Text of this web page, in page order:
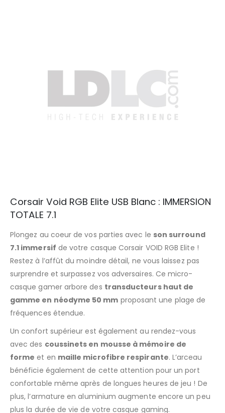
Corsair Void RGB Elite USB Blanc : IMMERSION
TOTALE 7.1
Plongez au coeur de vos parties avec le son surround
7.1 immersif de votre casque Corsair VOID RGB Elite !
Restez à l’affût du moindre détail, ne vous laissez pas
surprendre et surpassez vos adversaires. Ce micro-
casque gamer arbore des transducteurs haut de
gamme en néodyme 50 mm proposant une plage de
fréquences étendue.
Un confort supérieur est également au rendez-vous
avec des coussinets en mousse à mémoire de
forme et en maille microfibre respirante. L’arceau
bénéficie également de cette attention pour un port
confortable même après de longues heures de jeu ! De
plus, l’armature en aluminium augmente encore un peu
plus la durée de vie de votre casque gaming.